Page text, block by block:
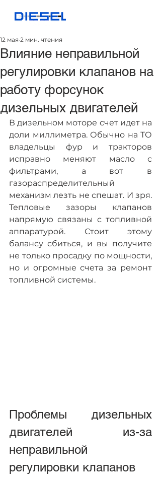
Влияние неправильной
регулировки клапанов на
работу форсунок
дизельных двигателей
12 мая 2 мин. чтения
В дизельном моторе счет идет на
доли миллиметра. Обычно на ТО
владельцы фур и тракторов
исправно меняют масло с
фильтрами, а вот в
газораспределительный
механизм лезть не спешат. И зря.
Тепловые зазоры клапанов
напрямую связаны с топливной
аппаратурой. Стоит этому
балансу сбиться, и вы получите
не только просадку по мощности,
но и огромные счета за ремонт
топливной системы.
Проблемы дизельных
двигателей из-за
неправильной
регулировки клапанов